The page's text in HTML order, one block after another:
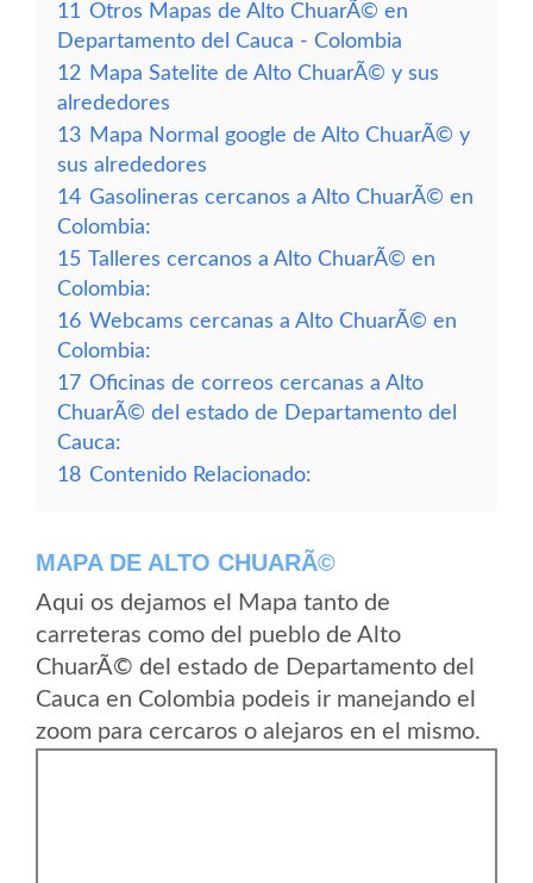
11 Otros Mapas de Alto ChuarÃ© en
Departamento del Cauca - Colombia
12 Mapa Satelite de Alto ChuarÃ© y sus
alrededores
13 Mapa Normal google de Alto ChuarÃ© y
sus alrededores
14 Gasolineras cercanos a Alto ChuarÃ© en
Colombia:
15 Talleres cercanos a Alto ChuarÃ© en
Colombia:
16 Webcams cercanas a Alto ChuarÃ© en
Colombia:
17 Oficinas de correos cercanas a Alto
ChuarÃ© del estado de Departamento del
Cauca:
18 Contenido Relacionado:
MAPA DE ALTO CHUARÃ©
Aqui os dejamos el Mapa tanto de
carreteras como del pueblo de Alto
ChuarÃ© del estado de Departamento del
Cauca en Colombia podeis ir manejando el
zoom para cercaros o alejaros en el mismo.